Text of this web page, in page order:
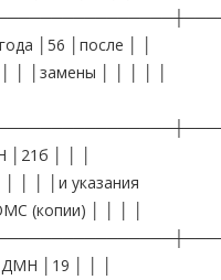
│56 │после │ │
│ │замены │ │ │ │ │
│21б │ │ │
│ │ │ │и указания
(копии) │ │ │ │
│19 │ │ │